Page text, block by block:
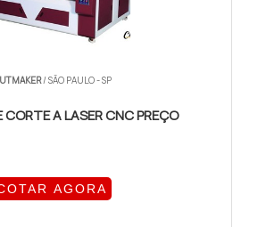
/ SÃO PAULO - SP
CORTE A LASER CNC PREÇO
AGORA